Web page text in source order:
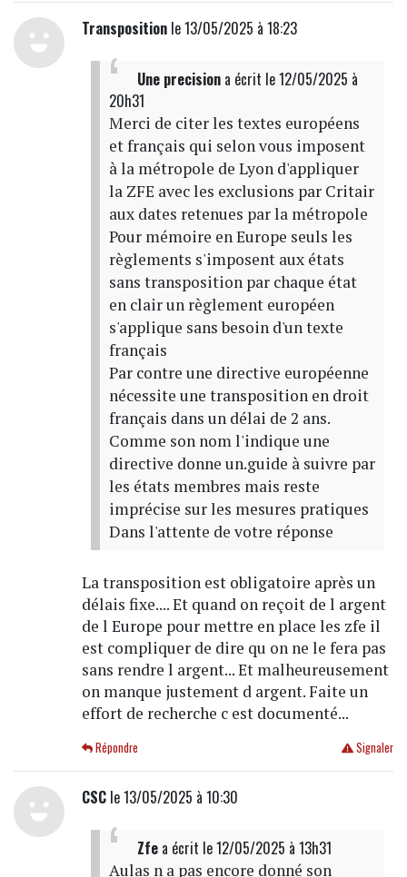
Transpositionle 13/05/2025 à 18:23
Une precisiona écrit le 12/05/2025 à
20h31
Merci de citer les textes européens
et français qui selon vous imposent
à la métropole de Lyon d'appliquer
la ZFE avec les exclusions par Critair
aux dates retenues par la métropole
Pour mémoire en Europe seuls les
règlements s'imposent aux états
sans transposition par chaque état
en clair un règlement européen
s'applique sans besoin d'un texte
français
Par contre une directive européenne
nécessite une transposition en droit
français dans un délai de 2 ans.
Comme son nom l'indique une
directive donne un.guide à suivre par
les états membres mais reste
imprécise sur les mesures pratiques
Dans l'attente de votre réponse
La transposition est obligatoire après un
délais fixe.... Et quand on reçoit de l argent
de l Europe pour mettre en place les zfe il
est compliquer de dire qu on ne le fera pas
sans rendre l argent... Et malheureusement
on manque justement d argent. Faite un
effort de recherche c est documenté...
Signaler
Répondre
CSCle 13/05/2025 à 10:30
Zfea écrit le 12/05/2025 à 13h31
Aulas n a pas encore donné son